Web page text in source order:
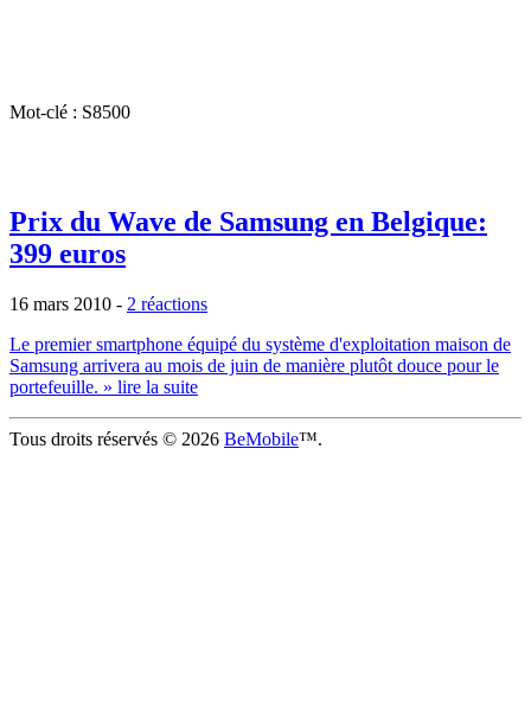
Mot-clé : S8500
Prix du Wave de Samsung en Belgique:
399 euros
16 mars 2010 - 2 réactions
Le premier smartphone équipé du système d'exploitation maison de
Samsung arrivera au mois de juin de manière plutôt douce pour le
portefeuille. » lire la suite
Tous droits réservés © 2026 BeMobile™.